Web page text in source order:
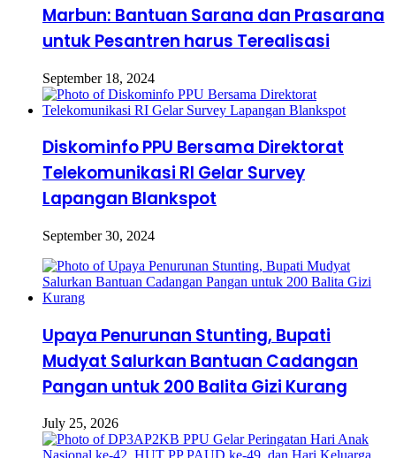
Marbun: Bantuan Sarana dan Prasarana
untuk Pesantren harus Terealisasi
September 18, 2024
Diskominfo PPU Bersama Direktorat
Telekomunikasi RI Gelar Survey
Lapangan Blankspot
September 30, 2024
Upaya Penurunan Stunting, Bupati
Mudyat Salurkan Bantuan Cadangan
Pangan untuk 200 Balita Gizi Kurang
July 25, 2026